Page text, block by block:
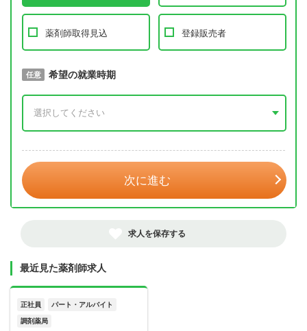
薬剤師取得見込 登録販売者
必須 取得予定年
任意 希望の就業時期
次に進む
求人を保存する
最近見た薬剤師求人
正社員 パート・アルバイト
調剤薬局